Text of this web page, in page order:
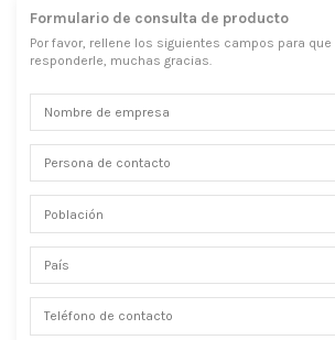
Formulario de consulta de producto
Por favor, rellene los siguientes campos para
responderle, muchas gracias.